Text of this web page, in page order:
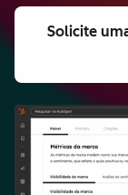
Solicite